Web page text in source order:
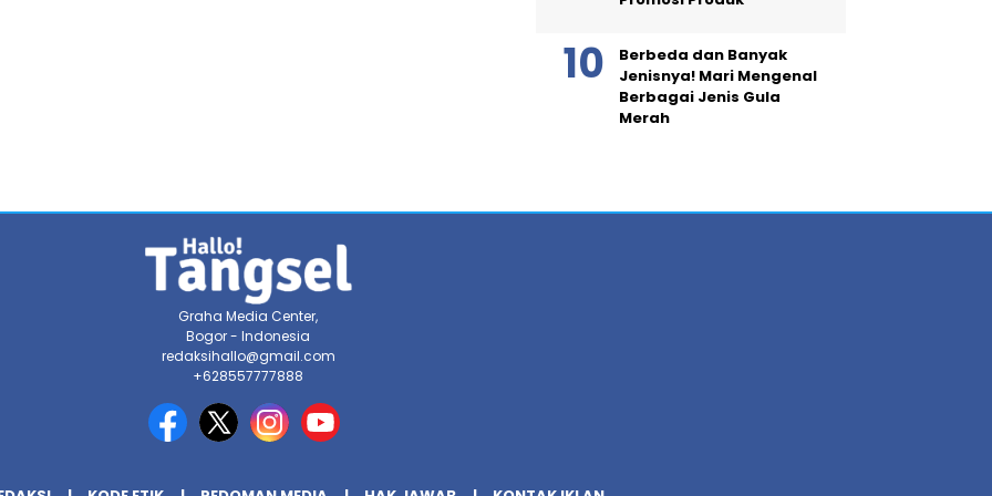
Berbeda dan Banyak
Jenisnya! Mari Mengenal
Berbagai Jenis Gula
Merah
Graha Media Center,
Bogor - Indonesia
redaksihallo@gmail.com
+628557777888